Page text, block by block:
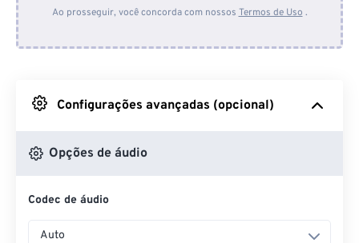
Do Google Drive
Do OneDrive
Ao prosseguir, você concorda com nossos Termos de Uso .
Configurações avançadas (opcional)
Opções de áudio
Codec de áudio
Auto